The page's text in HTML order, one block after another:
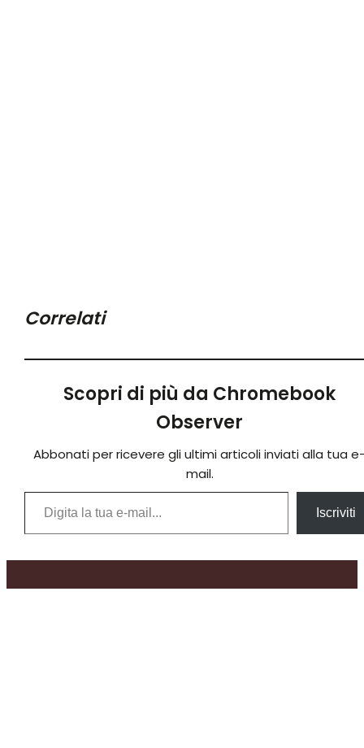
Correlati
Scopri di più da Chromebook
Observer
Abbonati per ricevere gli ultimi articoli inviati alla tua
mail.
Digita la tua e-mail...
Iscriviti